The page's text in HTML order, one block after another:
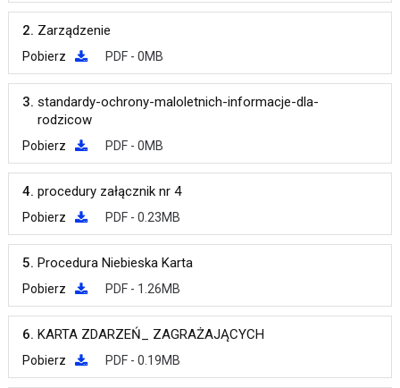
2. Zarządzenie
Pobierz PDF - 0MB
3. standardy-ochrony-maloletnich-informacje-dla-
rodzicow
Pobierz PDF - 0MB
4. procedury załącznik nr 4
Pobierz PDF - 0.23MB
5. Procedura Niebieska Karta
Pobierz PDF - 1.26MB
6. KARTA ZDARZEŃ_ ZAGRAŻAJĄCYCH
Pobierz PDF - 0.19MB